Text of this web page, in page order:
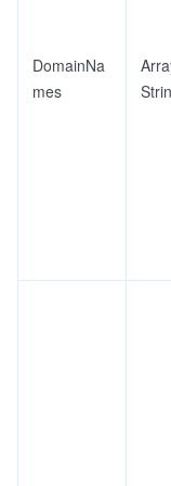
DomainNa
mes